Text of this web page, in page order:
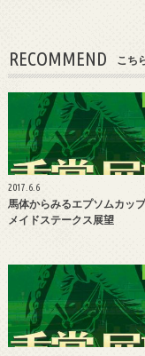
RECOMMEND こち
2017.6.6
馬体からみるエプソムカッ
メイドステークス展望